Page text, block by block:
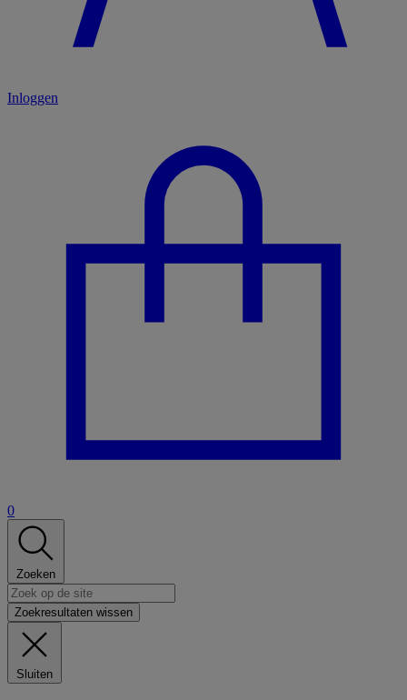
Inloggen
0
Zoeken
Zoekresultaten wissen
Sluiten